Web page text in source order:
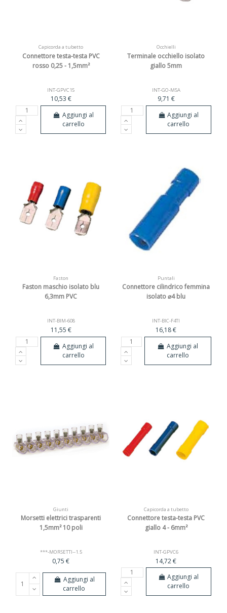
Capicorda a tubetto
Connettore testa-testa PVC
rosso 0,25 - 1,5mm²
INT-GPVC15
10,53 €
Aggiungi al
carrello
Occhielli
Terminale occhiello isolato
giallo 5mm
INT-GO-M5A
9,71 €
Aggiungi al
carrello
Faston
Faston maschio isolato blu
6,3mm PVC
INT-BIM-608
11,55 €
Aggiungi al
carrello
Puntali
Connettore cilindrico femmina
isolato ⌀4 blu
INT-BIC-F4TI
16,18 €
Aggiungi al
carrello
Giunti
Morsetti elettrici trasparenti
1,5mm² 10 poli
***-MORSETTI--1.5
0,75 €
Aggiungi al
carrello
Capicorda a tubetto
Connettore testa-testa PVC
giallo 4 - 6mm²
INT-GPVC6
14,72 €
Aggiungi al
carrello